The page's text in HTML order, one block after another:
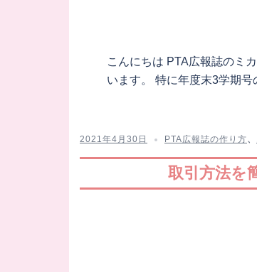
こんにちは PTA広報誌のミ
います。 特に年度末3学期
2021年4月30日 PTA広報誌の作り方、
取引方法を